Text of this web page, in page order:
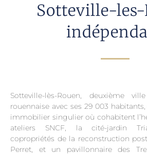
Sotteville-les-
Sotteville-lès-Rouen, deuxième
rouennaise avec ses 29 003
immobilier singulier où cohabitent
ateliers SNCF, la cité-jardin
copropriétés de la reconstruction
Perret, et un pavillonnaire des